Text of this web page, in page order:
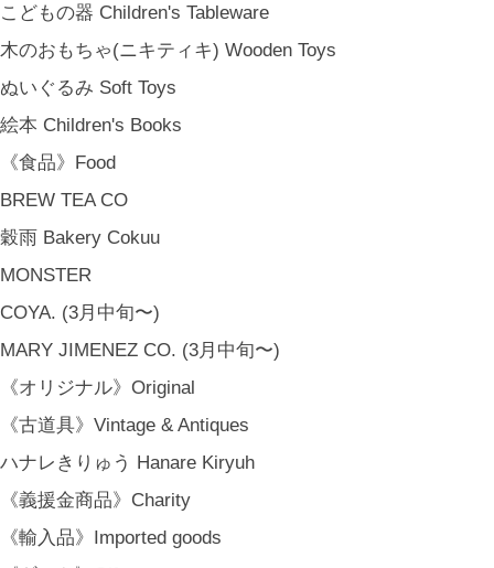
こどもの器 Children's Tableware
木のおもちゃ(ニキティキ) Wooden Toys
ぬいぐるみ Soft Toys
絵本 Children's Books
《食品》Food
BREW TEA CO
穀雨 Bakery Cokuu
MONSTER
COYA. (3月中旬〜)
MARY JIMENEZ CO. (3月中旬〜)
《オリジナル》Original
《古道具》Vintage & Antiques
ハナレきりゅう Hanare Kiryuh
《義援金商品》Charity
《輸入品》Imported goods
金沢・北陸で生まれたさまざまな作品を中心に、物語を宿し、使う人の